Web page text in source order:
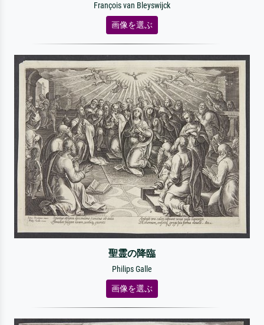
François van Bleyswijck
画像を選ぶ
聖霊の降臨
Philips Galle
画像を選ぶ